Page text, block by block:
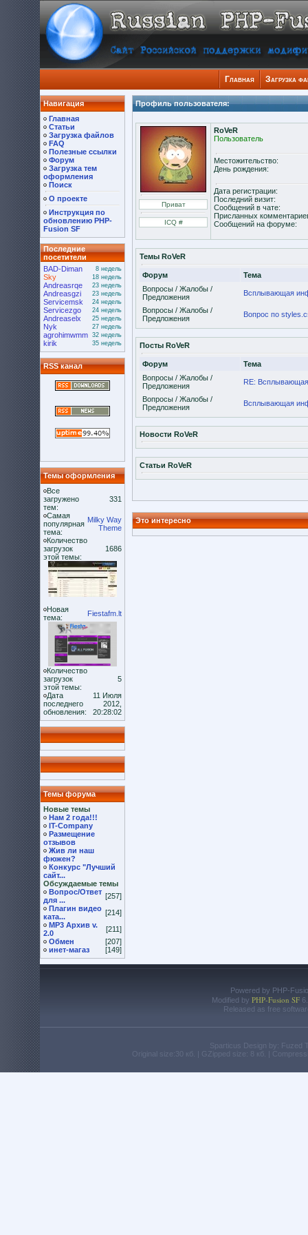
Главная Загрузка
Навигация
Главная
Статьи
Загрузка файлов
FAQ
Полезные ссылки
Форум
Загрузка тем
оформления
Поиск
О проекте
Инструкция по
обновлению PHP-
Fusion SF
Последние
посетители
BAD-Diman
8 недель
Sky 18 недель
Andreasrqe 23 недель
Andreasgzi 23 недель
Servicemsk 24 недель
Servicezgo 24 недель
Andreaselx 25 недель
Nyk 27 недель
agrohimwmm 32 недель
kirik 35 недель
RSS канал
Темы оформления
Все
загружено
тем:
331
Самая
популярная
тема:
Milky Way
Theme
Количество
загрузок
этой темы:
1686
Новая
тема:
Fiestafm.lt
Количество
загрузок
этой темы:
5
Дата
последнего
обновления:
11 Июля
2012,
20:28:02
Темы форума
Новые темы
Нам 2 года!!!
IT-Company
Размещение
отзывов
Жив ли наш
фюжен?
Конкурс "Лучший
сайт...
Обсуждаемые темы
Вопрос/Ответ
для ...
[257]
Плагин видео
ката...
[214]
MP3 Архив v.
2.0
[211]
Обмен
[207]
инет-магаз
[149]
Профиль пользователя:
RoVeR
Пользователь
Местожительство:
День рождения:
Дата регистрации:
Последний визит:
Сообщений в чате:
Присланных
Сообщений на форуме:
Темы RoVeR
Форум
Тема
Вопросы / Жалобы /
Предложения
Всплывающая
Вопросы / Жалобы /
Предложения
Вопрос по
Посты RoVeR
Форум
Тема
Вопросы / Жалобы /
Предложения
RE:
Вопросы / Жалобы /
Предложения
Всплывающая
Новости RoVeR
Статьи RoVeR
Это интересно
Powered by PHP-
Modified by PHP-Fusion SF
Released as free
Sparticus Design by: Fuzed
Original size:30 кб. | GZipped size: 8 кб. |